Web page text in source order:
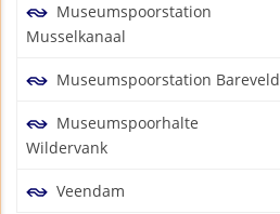
Museumspoorstation
Musselkanaal
Museumspoorstation Bareveld
Museumspoorhalte
Wildervank
Veendam